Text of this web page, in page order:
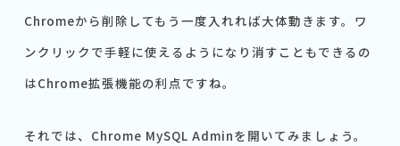
Chromeから削除してもう一度入れれば大体動きます。ワ
ンクリックで手軽に使えるようになり消すこともできるの
はChrome拡張機能の利点ですね。
それでは、Chrome MySQL Adminを開いてみましょう。